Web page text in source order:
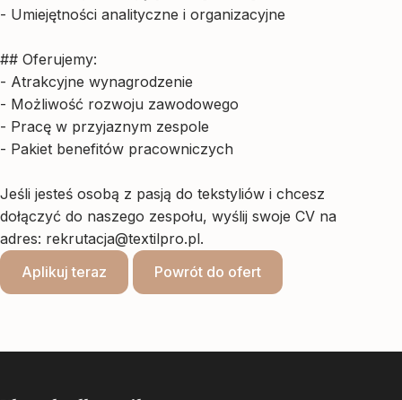
- Umiejętności analityczne i organizacyjne
## Oferujemy:
- Atrakcyjne wynagrodzenie
- Możliwość rozwoju zawodowego
- Pracę w przyjaznym zespole
- Pakiet benefitów pracowniczych
Jeśli jesteś osobą z pasją do tekstyliów i chcesz
dołączyć do naszego zespołu, wyślij swoje CV na
adres: rekrutacja@textilpro.pl.
Aplikuj teraz
Powrót do ofert